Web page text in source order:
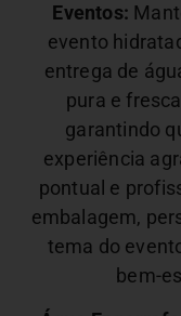
Eventos:
evento
entrega de
pura e
garantindo
experiência
pontual e
embalagem,
tema do
bem-